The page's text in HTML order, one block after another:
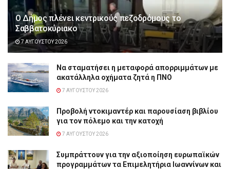
Ο Δήμος πλένει κεντρικούς πεζοδρόμους το
Σαββατοκύριακο
7 ΑΥΓΟΎΣΤΟΥ 2026
Να σταματήσει η μεταφορά απορριμμάτων με
ακατάλληλα οχήματα ζητά η ΠΝΟ
7 ΑΥΓΟΎΣΤΟΥ 2026
Προβολή ντοκιμαντέρ και παρουσίαση βιβλίου
για τον πόλεμο και την κατοχή
7 ΑΥΓΟΎΣΤΟΥ 2026
Συμπράττουν για την αξιοποίηση ευρωπαϊκών
προγραμμάτων τα Επιμελητήρια Ιωαννίνων και